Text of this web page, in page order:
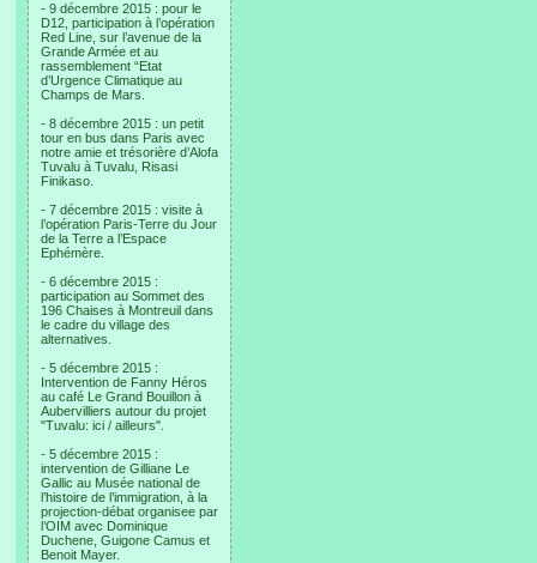
- 9 décembre 2015 : pour le
D12, participation à l’opération
Red Line, sur l’avenue de la
Grande Armée et au
rassemblement “Etat
d’Urgence Climatique au
Champs de Mars.
- 8 décembre 2015 : un petit
tour en bus dans Paris avec
notre amie et trésorière d’Alofa
Tuvalu à Tuvalu, Risasi
Finikaso.
- 7 décembre 2015 : visite à
l’opération Paris-Terre du Jour
de la Terre a l’Espace
Ephémère.
- 6 décembre 2015 :
participation au Sommet des
196 Chaises à Montreuil dans
le cadre du village des
alternatives.
- 5 décembre 2015 :
Intervention de Fanny Héros
au café Le Grand Bouillon à
Aubervilliers autour du projet
"Tuvalu: ici / ailleurs".
- 5 décembre 2015 :
intervention de Gilliane Le
Gallic au Musée national de
l’histoire de l’immigration, à la
projection-débat organisee par
l’OIM avec Dominique
Duchene, Guigone Camus et
Benoit Mayer.